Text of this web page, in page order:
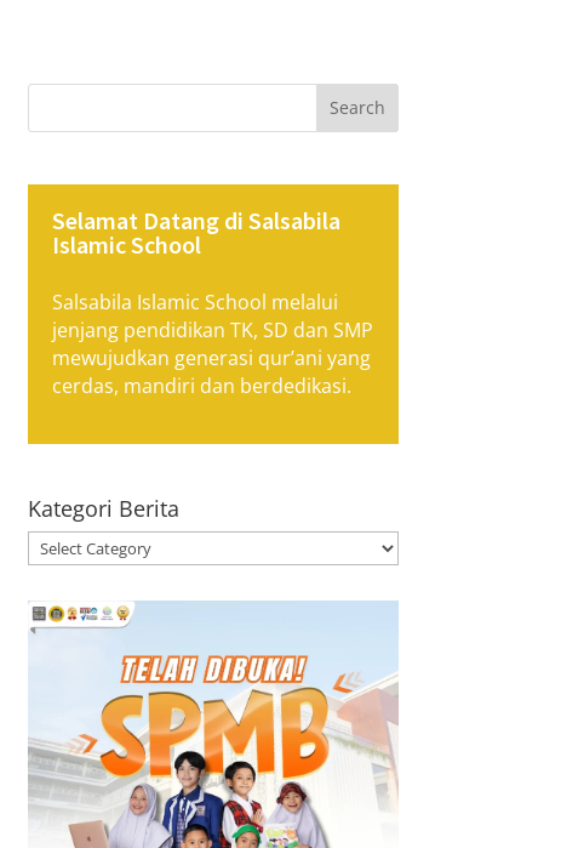
Search
Selamat Datang di Salsabila
Islamic School
Salsabila Islamic School melalui
jenjang pendidikan TK, SD dan SMP
mewujudkan generasi qur’ani yang
cerdas, mandiri dan berdedikasi.
Kategori Berita
Kategori
Berita